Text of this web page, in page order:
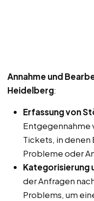
Annahme und
Heidelberg:
Erfassung von
Entgegennahme
Tickets, in
Probleme oder
Kategorisierung
der Anfragen
Problems, um